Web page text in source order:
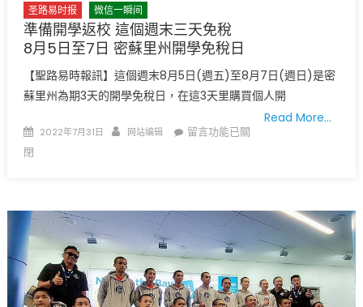
圣路易时报 微信一瞬间
準備開學返校 這個週末三天免稅
8月5日至7日 密蘇里州開學免稅日
【聖路易時報訊】這個週末8月5日(週五)至8月7日(週日)是密
蘇里州為期3天的開學免稅日，在這3天里購買個人開
Read More…
Posted
2022年7月31日 Author
网站编辑
在
返
校
這
個
週
留言功能已關
閉